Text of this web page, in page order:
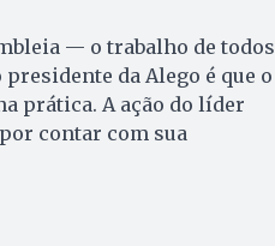
— o trabalho de todos
da Alego é que o
prática. A ação do líder
contar com sua